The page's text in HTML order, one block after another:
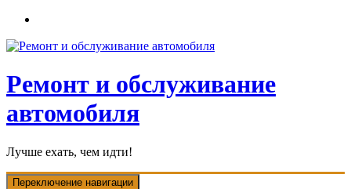
Ремонт и обслуживание
автомобиля
Лучше ехать, чем идти!
Переключение навигации